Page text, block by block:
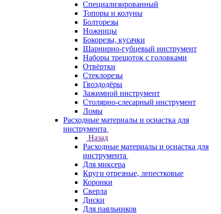
Специализированный
Топоры и колуны
Болторезы
Ножницы
Бокорезы, кусачки
Шарнирно-губцевый инструмент
Наборы трещоток с головками
Отвёртки
Стеклорезы
Гвоздодёры
Зажимной инструмент
Столярно-слесарный инструмент
Ломы
Расходные материалы и оснастка для
инструмента
Назад
Расходные материалы и оснастка для
инструмента
Для миксера
Круги отрезные, лепестковые
Коронки
Сверла
Диски
Для паяльников